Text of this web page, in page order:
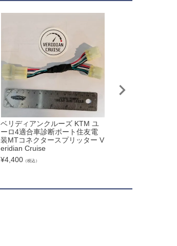
ベリディアンクルーズ KTM ユ
ーロ4適合車診断ポート住友電
装MTコネクタースプリッター V
eridian Cruise
¥4,400 （税込）